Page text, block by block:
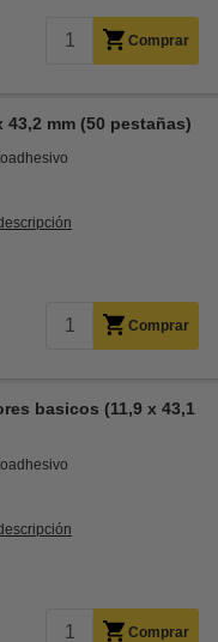
Comprar
mm (50 pestañas)
Comprar
basicos (11,9 x 43,1
Comprar